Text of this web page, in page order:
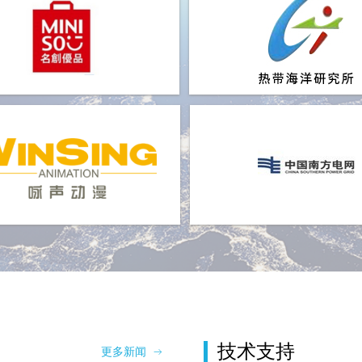
技术支持
更多新闻 ꁹ